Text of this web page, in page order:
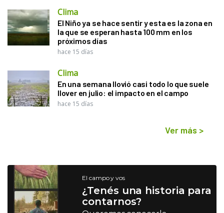
Clima
El Niño ya se hace sentir y esta es la zona en
la que se esperan hasta 100 mm en los
próximos días
hace 15 días
Clima
En una semana llovió casi todo lo que suele
llover en julio: el impacto en el campo
hace 15 días
Ver más >
El campo y vos
¿Tenés una historia para
contarnos?